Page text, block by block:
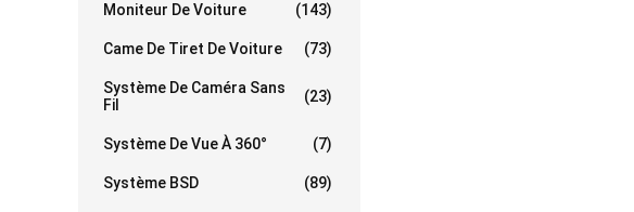
Moniteur De Voiture (143)
Came De Tiret De Voiture (73)
Système De Caméra Sans
Fil
(23)
Système De Vue À 360° (7)
Système BSD (89)